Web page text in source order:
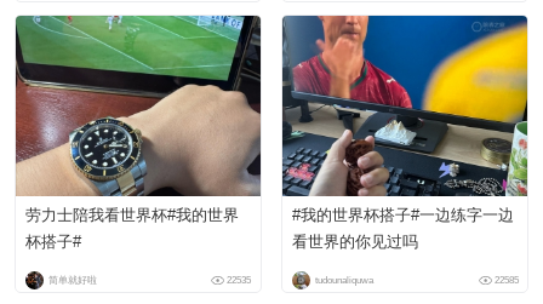
劳力士陪我看世界杯#我的世界
杯搭子#
简单就好啦 22535
#我的世界杯搭子#一边练字一边
看世界的你见过吗
tudounaliquwa 22585